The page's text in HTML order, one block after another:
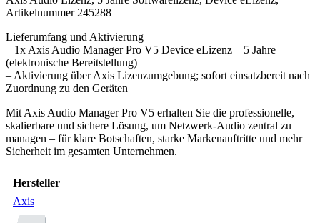
Artikelnummer 245288
Lieferumfang und Aktivierung
– 1x Axis Audio Manager Pro V5 Device eLizenz – 5 Jahre
(elektronische Bereitstellung)
– Aktivierung über Axis Lizenzumgebung; sofort einsatzbereit nach
Zuordnung zu den Geräten
Mit Axis Audio Manager Pro V5 erhalten Sie die professionelle,
skalierbare und sichere Lösung, um Netzwerk-Audio zentral zu
managen – für klare Botschaften, starke Markenauftritte und mehr
Sicherheit im gesamten Unternehmen.
Hersteller
Axis